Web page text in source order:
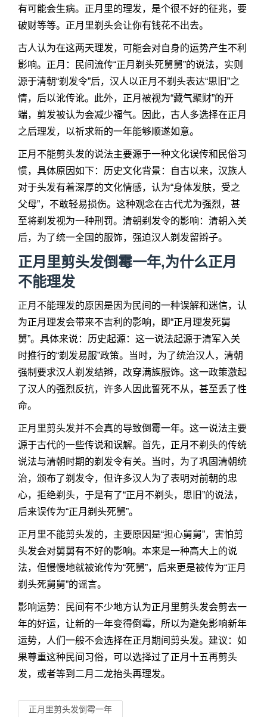
有可能会生病。正月里的理发，是个很不好的征兆，要
破财等等。正月里剃头会让你有钱花不出去。
古人认为在这两天理发，可能会对自身的运势产生不利
影响。正月：民间流传“正月剃头死舅舅”的说法，实则
源于清朝“剃发令”后，汉人以正月不剃头表达“思旧”之
情，后以讹传讹。此外，正月被视为“藏气聚财”的开
端，剪发被认为会减少福气。因此，古人多选择在正月
之后理发，以祈求新的一年能够顺遂如意。
正月不能剪头发的说法主要源于一种文化误传和民俗习
惯，具体原因如下：历史文化背景：自古以来，汉族人
对于头发有着深厚的文化情感，认为“身体发肤，受之
父母”，不敢轻易损伤。这种观念在古代尤为强烈，甚
至将剃发视为一种刑罚。清朝剃发令的影响：清朝入关
后，为了统一全国的服饰，强迫汉人剃发留辫子。
正月里剪头发倒霉一年,为什么正月
不能理发
正月不能理发的原因是因为民间的一种误解和迷信，认
为正月理发会带来不吉利的影响，即“正月理发死舅
舅”。具体来说：历史起源：这一说法起源于清军入关
时推行的“剃发易服”政策。当时，为了统治汉人，清朝
强制要求汉人剃发结辫，改穿满族服饰。这一政策激起
了汉人的强烈反抗，许多人因此誓死不从，甚至丢了性
命。
正月里剪头发并不会真的导致倒霉一年。这一说法主要
源于古代的一些传说和误解。首先，正月不剃头的传统
说法与清朝时期的剃发令有关。当时，为了巩固清朝统
治，颁布了剃发令，但许多汉人为了表明对前朝的忠
心，拒绝剃头，于是有了“正月不剃头，思旧”的说法，
后来误传为“正月剃头死舅”。
正月里不能剪头发的，主要原因是“担心舅舅”，害怕剪
头发会对舅舅有不好的影响。本来是一种高大上的说
法，但慢慢地就被讹传为“死舅”，后来更是被传为“正月
剃头死舅舅”的谣言。
影响运势：民间有不少地方认为正月里剪头发会剪去一
年的好运，让新的一年变得倒霉，所以为避免影响新年
运势，人们一般不会选择在正月期间剪头发。建议：如
果尊重这种民间习俗，可以选择过了正月十五再剪头
发，或者等到二月二龙抬头再理发。
正月里剪头发倒霉一年